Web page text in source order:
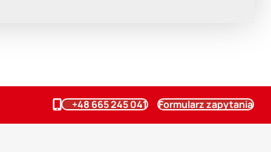
+48 665 245 041 Formularz zapytania